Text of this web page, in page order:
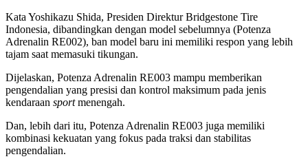
Kata Yoshikazu Shida, Presiden Direktur Bridgestone Tire
Indonesia, dibandingkan dengan model sebelumnya (Potenza
Adrenalin RE002), ban model baru ini memiliki respon yang lebih
tajam saat memasuki tikungan.
Dijelaskan, Potenza Adrenalin RE003 mampu memberikan
pengendalian yang presisi dan kontrol maksimum pada jenis
kendaraan sportmenengah.
Dan, lebih dari itu, Potenza Adrenalin RE003 juga memiliki
kombinasi kekuatan yang fokus pada traksi dan stabilitas
pengendalian.